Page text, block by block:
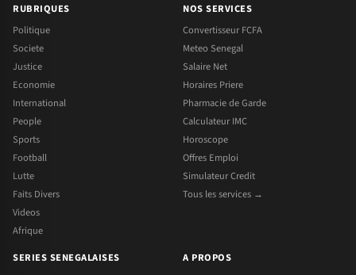
RUBRIQUES
Politique
Societe
Justice
Economie
International
People
Sports
Football
Lutte
Faits Divers
Videos
Afrique
NOS SERVICES
Convertisseur FCFA
Meteo Senegal
Salaire Net
Horaires Priere
Pharmacie de Garde
Calculateur IMC
Horoscope
Offres Emploi
Simulateur Credit
Tous les services →
SERIES SENEGALAISES
A PROPOS